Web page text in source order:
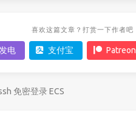
喜欢这篇文章？打赏一下作者吧
电 支付宝 Patreon
免密登录 ECS